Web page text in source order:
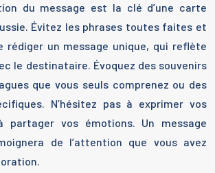
du message est la clé d’une carte
Évitez les phrases toutes faites et
rédiger un message unique, qui reflète
le destinataire. Évoquez des souvenirs
que vous seuls comprenez ou des
N’hésitez pas à exprimer vos
partager vos émotions. Un message
de l’attention que vous avez